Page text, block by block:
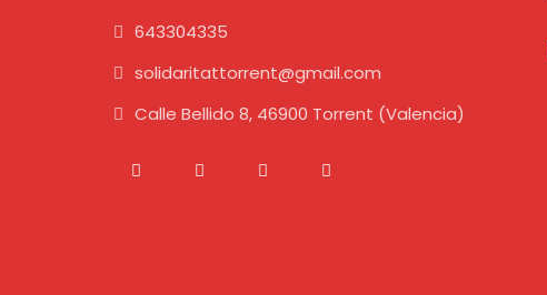
643304335
solidaritattorrent@gmail.com
Calle Bellido 8, 46900 Torrent (Valencia)